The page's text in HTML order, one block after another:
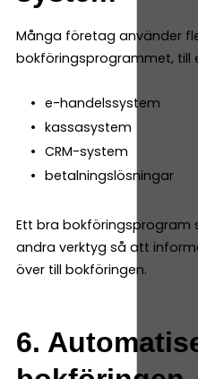
Många företag använder
bokföringsprogrammet, till
e-handelssystem
kassasystem
CRM-system
betalningslösningar
Ett bra bokföringsprogram
andra verktyg så att
över till bokföringen.
6.